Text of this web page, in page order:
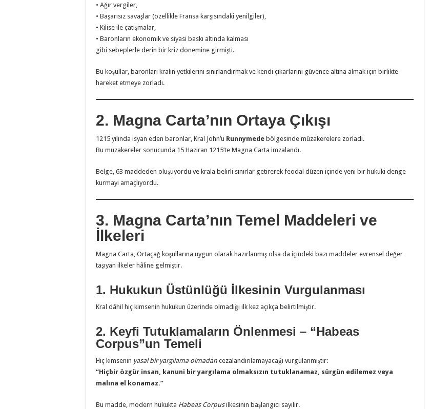
• Ağır vergiler,
• Başarısız savaşlar (özellikle Fransa karşısındaki yenilgiler),
• Kilise ile çatışmalar,
• Baronların ekonomik ve siyasi baskı altında kalması
gibi sebeplerle derin bir kriz dönemine girmişti.
Bu koşullar, baronları kralın yetkilerini sınırlandırmak ve kendi çıkarlarını güvence altına almak için birlikte
hareket etmeye zorladı.
2. Magna Carta’nın Ortaya Çıkışı
1215 yılında isyan eden baronlar, Kral John’u Runnymede bölgesinde müzakerelere zorladı.
Bu müzakereler sonucunda 15 Haziran 1215’te Magna Carta imzalandı.
Belge, 63 maddeden oluşuyordu ve krala belirli sınırlar getirerek feodal düzen içinde yeni bir hukuki denge
kurmayı amaçlıyordu.
3. Magna Carta’nın Temel Maddeleri ve
İlkeleri
Magna Carta, Ortaçağ koşullarına uygun olarak hazırlanmış olsa da içindeki bazı maddeler evrensel değer
taşıyan ilkeler hâline gelmiştir.
1. Hukukun Üstünlüğü İlkesinin Vurgulanması
Kral dâhil hiç kimsenin hukukun üzerinde olmadığı ilk kez açıkça belirtilmiştir.
2. Keyfi Tutuklamaların Önlenmesi – “Habeas
Corpus”un Temeli
Hiç kimsenin yasal bir yargılama olmadan cezalandırılamayacağı vurgulanmıştır:
“Hiçbir özgür insan, kanuni bir yargılama olmaksızın tutuklanamaz, sürgün edilemez veya
malına el konamaz.”
Bu madde, modern hukukta Habeas Corpusilkesinin başlangıcı sayılır.